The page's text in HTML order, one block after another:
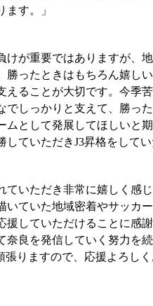
す。」
けが重要ではありますが、
勝ったときはもちろん嬉し
えることが大切です。今季
でしっかりと支えて、勝っ
ムとして発展してほしいと
していただきJ3昇格をして
ていただき非常に嬉しく感
いていた地域密着やサッカ
援していただけることに感
奈良を発信していく努力を
張りますので、応援よろし